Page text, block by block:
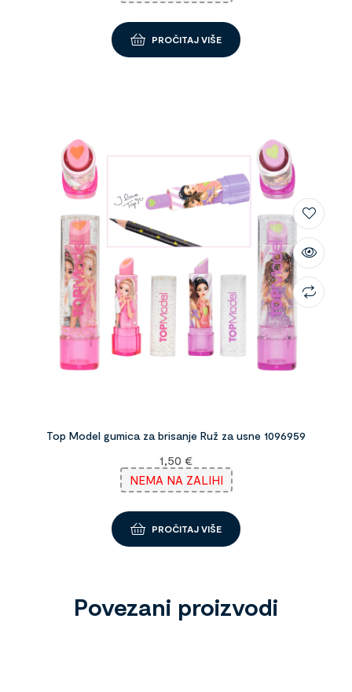
PROČITAJ VIŠE
Top Model gumica za brisanje Ruž za usne 1096959
1,50 €
NEMA NA ZALIHI
PROČITAJ VIŠE
Povezani proizvodi